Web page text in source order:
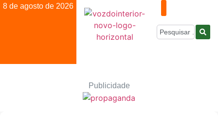
8 de agosto de 2026
Publicidade